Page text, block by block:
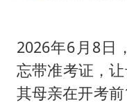
2026年6月8日
忘带准考证，让
其母亲在开考